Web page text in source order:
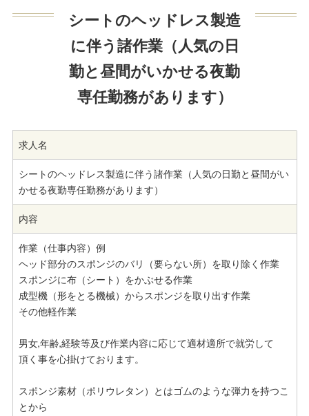
シートのヘッドレス製造
に伴う諸作業（人気の日
勤と昼間がいかせる夜勤
専任勤務があります）
求人名
シートのヘッドレス製造に伴う諸作業（人気の日勤と昼間がい
かせる夜勤専任勤務があります）
内容
作業（仕事内容）例
ヘッド部分のスポンジのバリ（要らない所）を取り除く作業
スポンジに布（シート）をかぶせる作業
成型機（形をとる機械）からスポンジを取り出す作業
その他軽作業
男女,年齢,経験等及び作業内容に応じて適材適所で就労して
頂く事を心掛けております。
スポンジ素材（ポリウレタン）とはゴムのような弾力を持つこ
とから